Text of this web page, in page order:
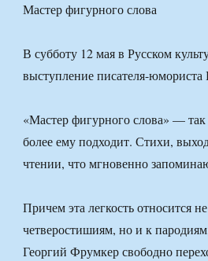
Мастер фигурного слова
В субботу 12 мая в Русском
выступление писателя-юмориста
«Мастер фигурного слова» — так
более ему подходит. Стихи,
чтении, что мгновенно
Причем эта легкость относится
четверостишиям, но и к
Георгий Фрумкер свободно